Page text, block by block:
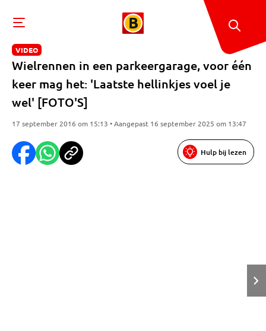
VIDEO
Wielrennen in een parkeergarage, voor één
keer mag het: 'Laatste hellinkjes voel je
wel' [FOTO'S]
17 september 2016 om 15:13 • Aangepast 16 september 2025 om 13:47
Hulp bij lezen